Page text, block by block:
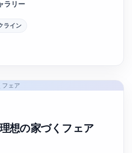
ラリー
ライン
想の家づくフェア